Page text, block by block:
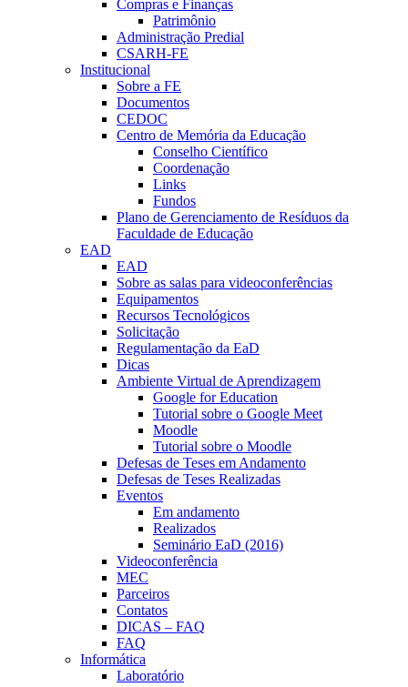
Compras e Finanças
Patrimônio
Administração Predial
CSARH-FE
Institucional
Sobre a FE
Documentos
CEDOC
Centro de Memória da Educação
Conselho Científico
Coordenação
Links
Fundos
Plano de Gerenciamento de Resíduos da
Faculdade de Educação
EAD
EAD
Sobre as salas para videoconferências
Equipamentos
Recursos Tecnológicos
Solicitação
Regulamentação da EaD
Dicas
Ambiente Virtual de Aprendizagem
Google for Education
Tutorial sobre o Google Meet
Moodle
Tutorial sobre o Moodle
Defesas de Teses em Andamento
Defesas de Teses Realizadas
Eventos
Em andamento
Realizados
Seminário EaD (2016)
Videoconferência
MEC
Parceiros
Contatos
DICAS – FAQ
FAQ
Informática
Laboratório